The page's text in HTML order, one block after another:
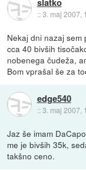
::3. maj 2007,
Nekaj dni nazaj
cca 40 bivših
nobenega čudeža,
Bom vprašal še za
edge540
::3. maj 2007,
Jaz še imam
me je bivših 35k,
takšno ceno.